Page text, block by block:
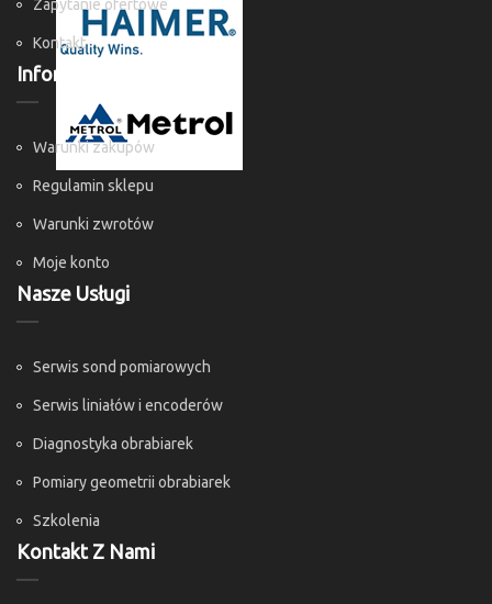
Zapytanie ofertowe
Kontakt
Informacje
Warunki zakupów
Regulamin sklepu
Warunki zwrotów
Moje konto
Nasze Usługi
Serwis sond pomiarowych
Serwis liniałów i encoderów
Diagnostyka obrabiarek
Pomiary geometrii obrabiarek
Szkolenia
Kontakt Z Nami